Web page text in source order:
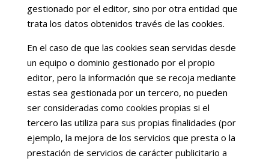
gestionado por el editor, sino por otra entidad que
trata los datos obtenidos través de las cookies.
En el caso de que las cookies sean servidas desde
un equipo o dominio gestionado por el propio
editor, pero la información que se recoja mediante
estas sea gestionada por un tercero, no pueden
ser consideradas como cookies propias si el
tercero las utiliza para sus propias finalidades (por
ejemplo, la mejora de los servicios que presta o la
prestación de servicios de carácter publicitario a